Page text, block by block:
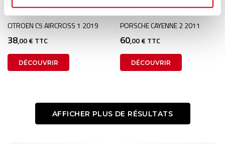
1 en stock
CITROEN C5 AIRCROSS 1 2019
38,00 € TTC
DÉCOUVRIR
1 en stock
PORSCHE CAYENNE 2 2011
60,00 € TTC
DÉCOUVRIR
AFFICHER PLUS DE RÉSULTATS